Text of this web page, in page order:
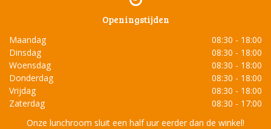
Openingstijden
Maandag
08:30 - 18:00
Dinsdag
08:30 - 18:00
Woensdag
08:30 - 18:00
Donderdag
08:30 - 18:00
Vrijdag
08:30 - 18:00
Zaterdag
08:30 - 17:00
Onze lunchroom sluit een half uur eerder dan de winkel!